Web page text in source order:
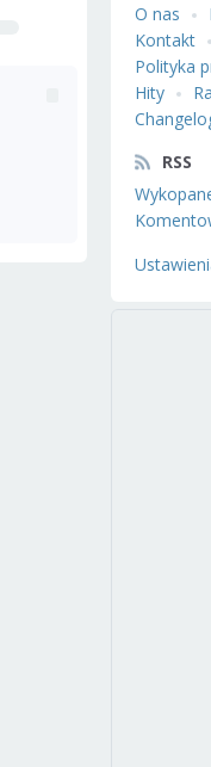
O nas
Kontakt
Polityka
Hity
RSS